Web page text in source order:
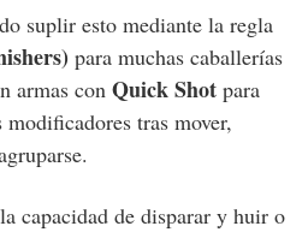
suplir esto mediante la regla
para muchas caballerías
armas con Quick Shot para
tras mover,
capacidad de disparar y huir o